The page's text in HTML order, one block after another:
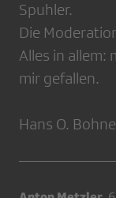
Spuhler.
Die
Alles in allem:
mir gefallen.
Hans O.